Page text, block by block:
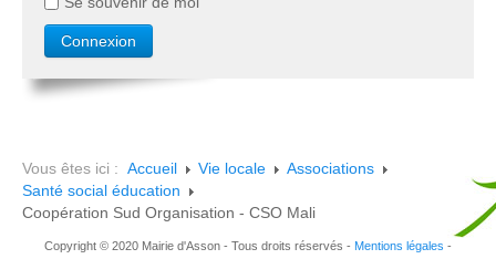
Vous êtes ici : Accueil Vie locale
Associations
Santé social éducation
Coopération Sud Organisation - CSO Mali
Copyright © 2020 Mairie d'Asson - Tous droits réservés - Mentions légales -